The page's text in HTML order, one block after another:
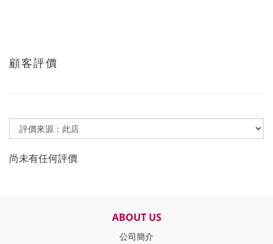
顧客評價
尚未有任何評價
ABOUT US
公司簡介